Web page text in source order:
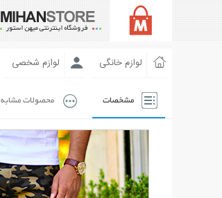
لوازم خانگی لوازم شخصی
مشخصات محصولات مشابه